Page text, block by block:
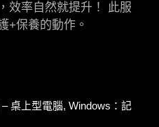
效率自然就提升！ 此服
+保養的動作。
桌上型電腦, Windows：記